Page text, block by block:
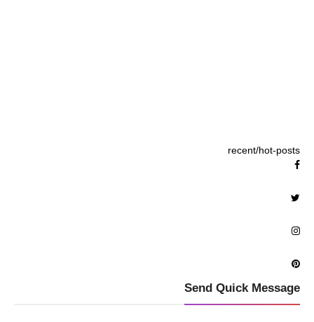
recent/hot-posts
Send Quick Message